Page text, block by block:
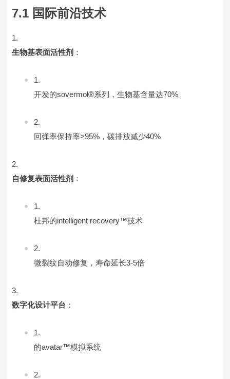
7.1 国际前沿技术
生物基表面活性剂 ：
开发的sovermol®系列，生物基含量达70%
回弹率保持率>95%，碳排放减少40%
自修复表面活性剂 ：
杜邦的intelligent recovery™技术
微裂纹自动修复，寿命延长3-5倍
数字化设计平台 ：
的avatar™模拟系统